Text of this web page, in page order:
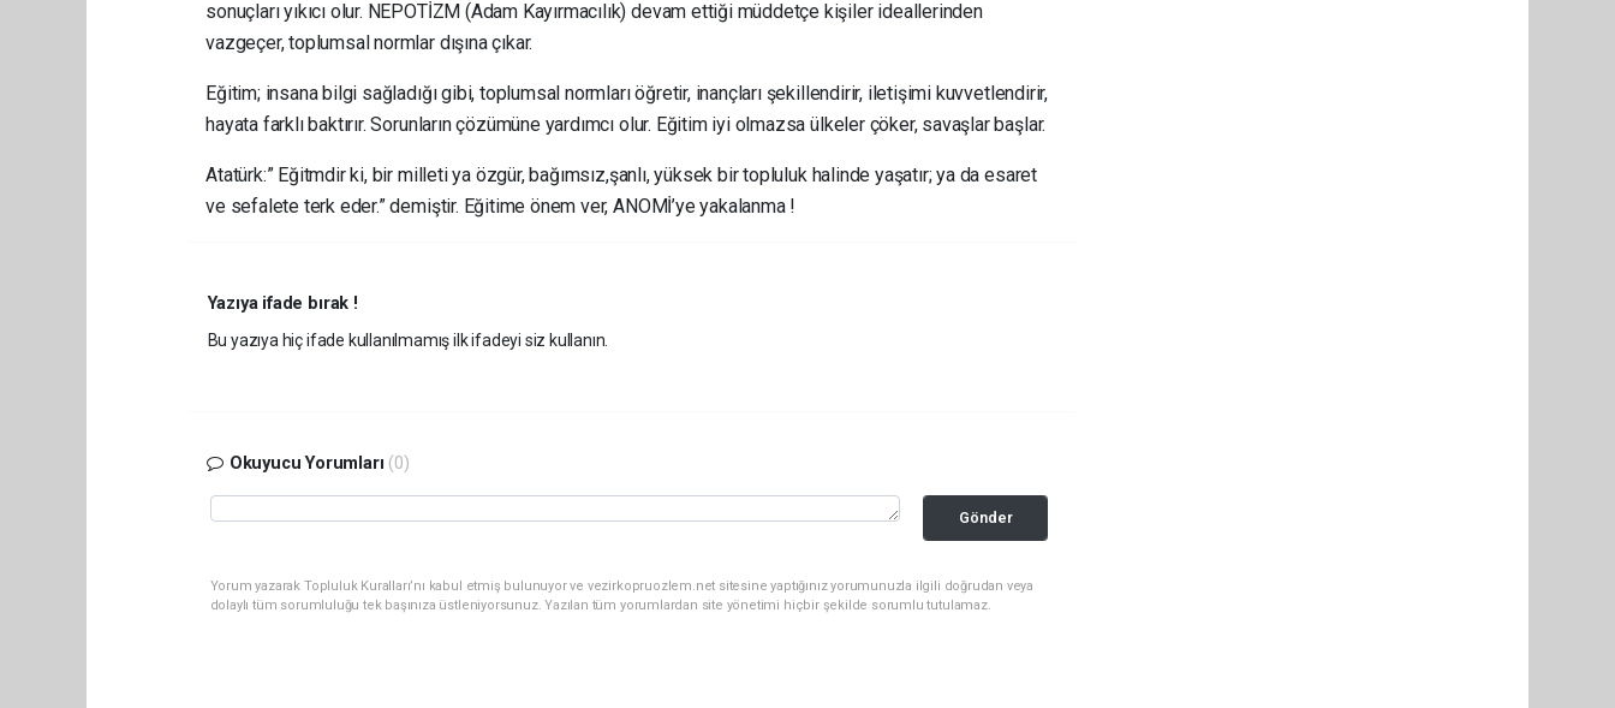
sonuçları yıkıcı olur. NEPOTİZM (Adam Kayırmacılık) devam ettiği müddetçe kişiler ideallerinden
vazgeçer, toplumsal normlar dışına çıkar.
Eğitim; insana bilgi sağladığı gibi, toplumsal normları öğretir, inançları şekillendirir, iletişimi kuvvetlendirir,
hayata farklı baktırır. Sorunların çözümüne yardımcı olur. Eğitim iyi olmazsa ülkeler çöker, savaşlar başlar.
Atatürk:” Eğitmdir ki, bir milleti ya özgür, bağımsız,şanlı, yüksek bir topluluk halinde yaşatır; ya da esaret
ve sefalete terk eder.” demiştir. Eğitime önem ver, ANOMİ’ye yakalanma !
Yazıya ifade bırak !
Bu yazıya hiç ifade kullanılmamış ilk ifadeyi siz kullanın.
Okuyucu Yorumları (0)
Gönder
Yorum yazarak Topluluk Kuralları’nı kabul etmiş bulunuyor ve vezirkopruozlem.net sitesine yaptığınız yorumunuzla ilgili doğrudan veya
dolaylı tüm sorumluluğu tek başınıza üstleniyorsunuz. Yazılan tüm yorumlardan site yönetimi hiçbir şekilde sorumlu tutulamaz.